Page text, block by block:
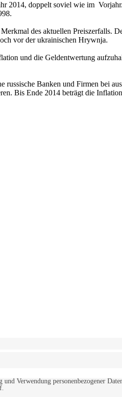
2014, doppelt soviel wie im
des aktuellen Preiszerfalls.
vor der ukrainischen Hrywnja.
und die Geldentwertung
Banken und Firmen bei
Bis Ende 2014 beträgt die
Verwendung